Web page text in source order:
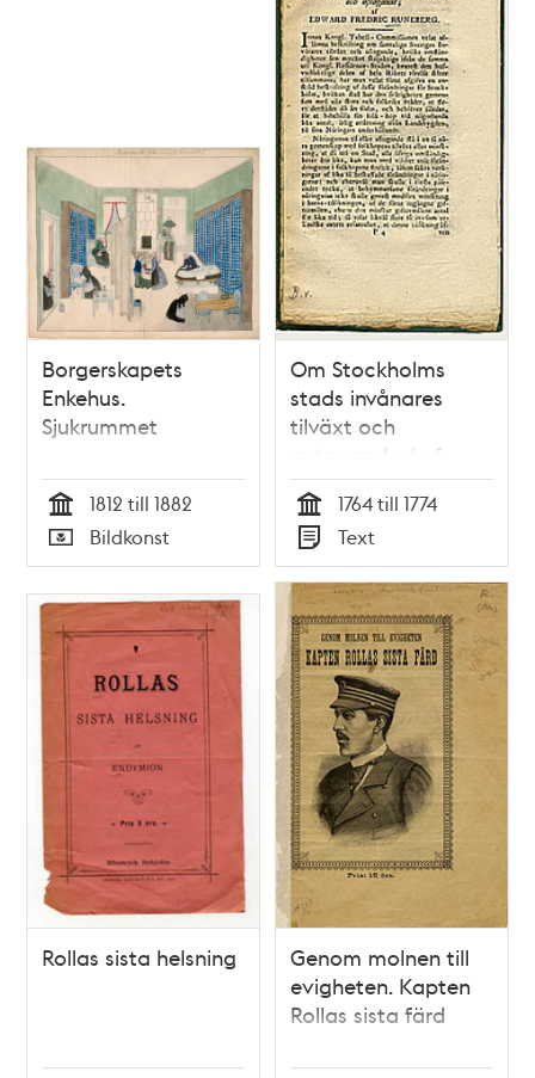
Borgerskapets
Enkehus.
Sjukrummet
Tid
1812 till 1882
Typ
Bildkonst
Om Stockholms
stads invånares
tilväxt och
avtagande / af
Edward Fredric
Runeberg
Tid
1764 till 1774
Typ
Text
Rollas sista helsning
Genom molnen till
evigheten. Kapten
Rollas sista färd